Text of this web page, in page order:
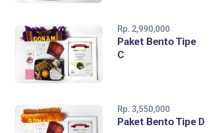
Rp. 2,990,000
Paket Bento Tipe
C
Rp. 3,550,000
Paket Bento Tipe D